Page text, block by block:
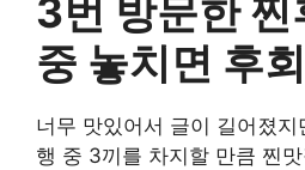
3번 방문한 찐
중 놓치면 후
너무 맛있어서 글이 길어졌
행 중 3끼를 차지할 만큼 찐